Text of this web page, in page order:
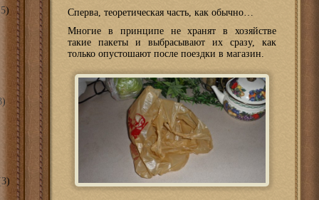
Сперва, теоретическая часть, как обычно…
Многие в принципе не хранят в хозяйстве
такие пакеты и выбрасывают их сразу, как
только опустошают после поездки в магазин.